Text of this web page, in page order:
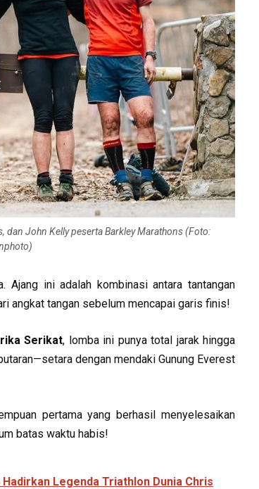
dan John Kelly peserta Barkley Marathons (Foto:
Ajang ini adalah kombinasi antara tantangan
angkat tangan sebelum mencapai garis finis!
Serikat, lomba ini punya total jarak hingga
dengan mendaki Gunung Everest
pertama yang berhasil menyelesaikan
batas waktu habis!
Legenda Triathlon Dunia Chris